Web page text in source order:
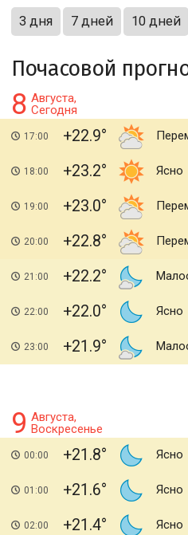
3 дня 7 дней 10 дней
Почасовой
8 Августа,
Сегодня
17:00 +22.9
18:00 +23.2 Ясно
19:00 +23.0
20:00 +22.8
21:00 +22.2
22:00 +22.0 Ясно
23:00 +21.9
9 Августа,
Воскресенье
00:00 +21.8 Ясно
01:00 +21.6 Ясно
02:00 +21.4 Ясно